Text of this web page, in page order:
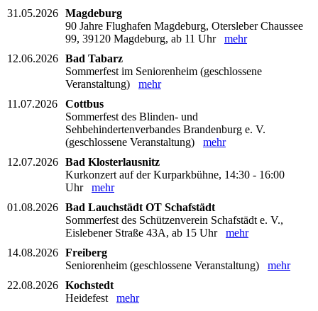
31.05.2026 Magdeburg
90 Jahre Flughafen Magdeburg, Otersleber Chaussee
99, 39120 Magdeburg, ab 11 Uhr mehr
12.06.2026 Bad Tabarz
Sommerfest im Seniorenheim (geschlossene
Veranstaltung) mehr
11.07.2026
Cottbus
Sommerfest des Blinden- und
Sehbehindertenverbandes Brandenburg e. V.
(geschlossene Veranstaltung) mehr
12.07.2026 Bad Klosterlausnitz
Kurkonzert auf der Kurparkbühne, 14:30 - 16:00
Uhr mehr
01.08.2026 Bad Lauchstädt OT Schafstädt
Sommerfest des Schützenverein Schafstädt e. V.,
Eislebener Straße 43A, ab 15 Uhr mehr
14.08.2026 Freiberg
Seniorenheim (geschlossene Veranstaltung) mehr
22.08.2026 Kochstedt
Heidefest mehr